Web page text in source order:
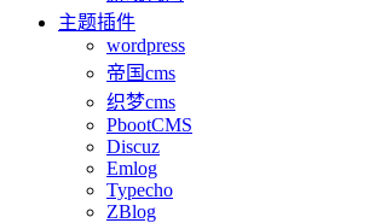
主题插件
wordpress
帝国cms
织梦cms
PbootCMS
Discuz
Emlog
Typecho
ZBlog